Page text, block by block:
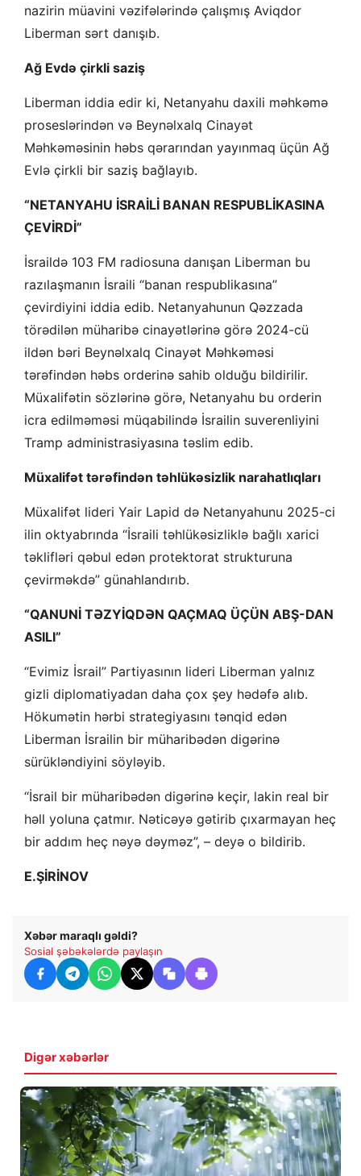
nazirin müavini vəzifələrində çalışmış Aviqdor
Liberman sərt danışıb.
Ağ Evdə çirkli saziş
Liberman iddia edir ki, Netanyahu daxili məhkəmə
proseslərindən və Beynəlxalq Cinayət
Məhkəməsinin həbs qərarından yayınmaq üçün Ağ
Evlə çirkli bir saziş bağlayıb.
“NETANYAHU İSRAİLİ BANAN RESPUBLİKASINA
ÇEVİRDİ”
İsraildə 103 FM radiosuna danışan Liberman bu
razılaşmanın İsraili “banan respublikasına”
çevirdiyini iddia edib. Netanyahunun Qəzzada
törədilən müharibə cinayətlərinə görə 2024-cü
ildən bəri Beynəlxalq Cinayət Məhkəməsi
tərəfindən həbs orderinə sahib olduğu bildirilir.
Müxalifətin sözlərinə görə, Netanyahu bu orderin
icra edilməməsi müqabilində İsrailin suverenliyini
Tramp administrasiyasına təslim edib.
Müxalifət tərəfindən təhlükəsizlik narahatlıqları
Müxalifət lideri Yair Lapid də Netanyahunu 2025-ci
ilin oktyabrında “İsraili təhlükəsizliklə bağlı xarici
təklifləri qəbul edən protektorat strukturuna
çevirməkdə” günahlandırıb.
“QANUNİ TƏZYİQDƏN QAÇMAQ ÜÇÜN ABŞ-DAN
ASILI”
“Evimiz İsrail” Partiyasının lideri Liberman yalnız
gizli diplomatiyadan daha çox şey hədəfə alıb.
Hökumətin hərbi strategiyasını tənqid edən
Liberman İsrailin bir müharibədən digərinə
sürükləndiyini söyləyib.
“İsrail bir müharibədən digərinə keçir, lakin real bir
həll yoluna çatmır. Nəticəyə gətirib çıxarmayan heç
bir addım heç nəyə dəyməz”, – deyə o bildirib.
E.ŞİRİNOV
Xəbər maraqlı gəldi?
Sosial şəbəkələrdə paylaşın
Digər xəbərlər